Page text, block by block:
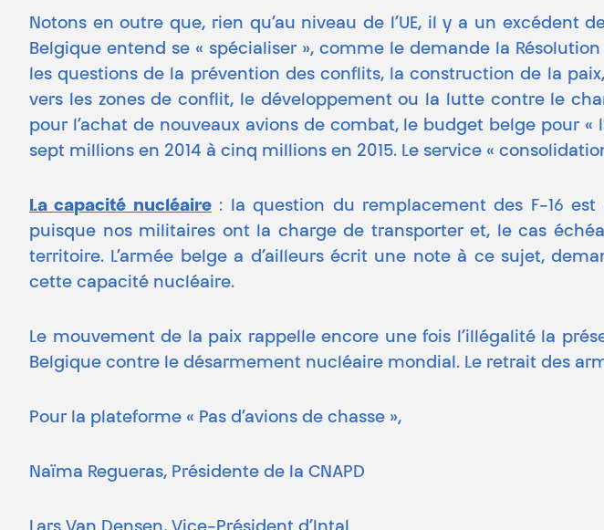
Notons en outre que, rien qu’au niveau de l’UE, il y a un
Belgique entend se « spécialiser », comme le demande la
les questions de la prévention des conflits, la construction de la
vers les zones de conflit, le développement ou la lutte contre le
pour l’achat de nouveaux avions de combat, le budget belge pour
sept millions en 2014 à cinq millions en 2015. Le service «
La capacité nucléaire: la question du remplacement des F-16 est
puisque nos militaires ont la charge de transporter et, le cas
territoire. L’armée belge a d’ailleurs écrit une note à ce sujet,
cette capacité nucléaire.
Le mouvement de la paix rappelle encore une fois l’illégalité la
Belgique contre le désarmement nucléaire mondial. Le retrait des
Pour la plateforme « Pas d’avions de chasse »,
Naïma Regueras, Présidente de la CNAPD